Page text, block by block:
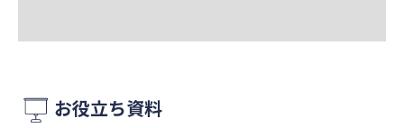
お役立ち資料